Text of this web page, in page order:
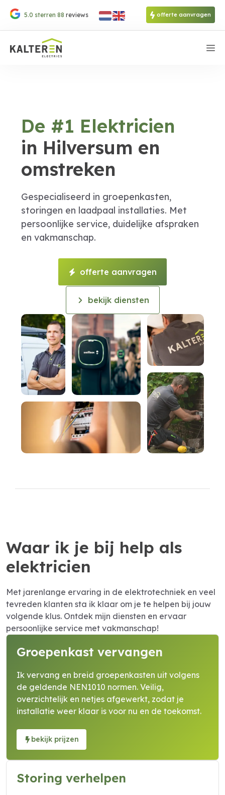
naar
de
inhoud
5.0 sterren 88 reviews offerte aanvragen
De #1 Elektricien
in Hilversum en
omstreken
Gespecialiseerd in groepenkasten,
storingen en laadpaal installaties. Met
persoonlijke service, duidelijke afspraken
en vakmanschap.
offerte aanvragen
bekijk diensten
Waar ik je bij help als
elektricien
Met jarenlange ervaring in de elektrotechniek en veel
tevreden klanten sta ik klaar om je te helpen bij jouw
volgende klus. Ontdek mijn diensten en ervaar
persoonlijke service met vakmanschap!
Groepenkast vervangen
Ik vervang en breid groepenkasten uit volgens
de geldende NEN1010 normen. Veilig,
overzichtelijk en netjes afgewerkt, zodat je
installatie weer klaar is voor nu en de toekomst.
bekijk prijzen
Storing verhelpen